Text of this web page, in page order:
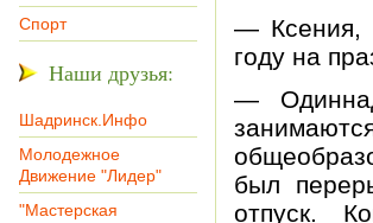
Спорт
Наши друзья:
Шадринск.Инфо
Молодежное
Движение "Лидер"
"Мастерская
— Ксения,
году на
—
был
отпуск.